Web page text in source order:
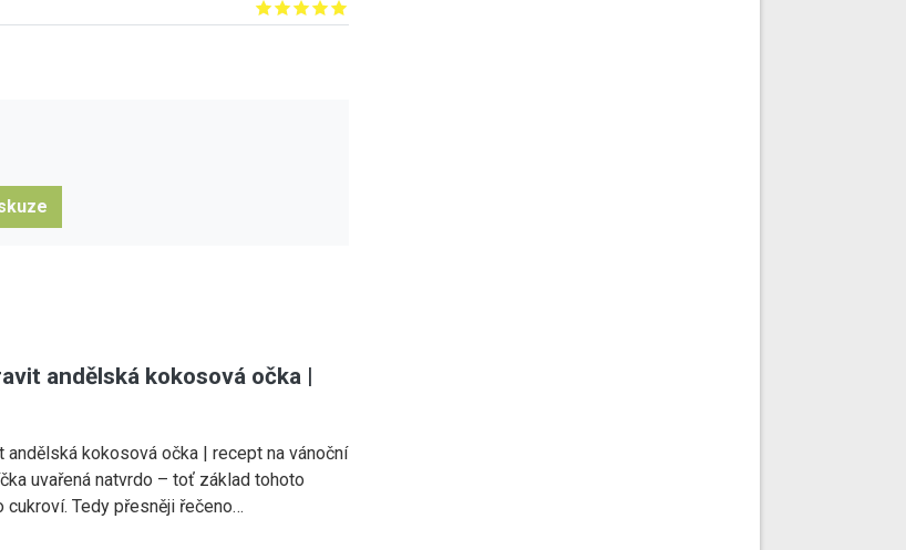
Give it 1/5
Give it 2/5
Give it 3/5
Give it 4/5
Give it 5/5
andělská kokosová očka |
andělská kokosová očka | recept na vánoční
uvařená natvrdo – toť základ tohoto
cukroví. Tedy přesněji řečeno…